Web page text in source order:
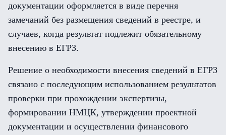
документации оформляется в виде перечня
замечаний без размещения сведений в реестре, и
случаев, когда результат подлежит обязательному
внесению в ЕГРЗ.
Решение о необходимости внесения сведений в ЕГРЗ
связано с последующим использованием результатов
проверки при прохождении экспертизы,
формировании НМЦК, утверждении проектной
документации и осуществлении финансового